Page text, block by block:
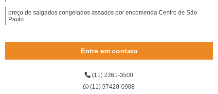
preço de salgados congelados assados por encomenda Centro de São
Paulo
Entre em contato
(11) 2361-3500
(11) 97420-0908